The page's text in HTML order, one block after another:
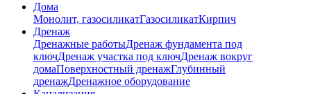
Дома
Монолит, газосиликатГазосиликатКирпич
Дренаж
Дренажные работыДренаж фундамента под
ключДренаж участка под ключДренаж вокруг
домаПоверхностный дренажГлубинный
дренажДренажное оборудование